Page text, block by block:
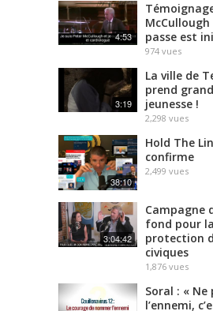
4:53
McCullough
passe est
974 vues
3:19
La ville de
prend
jeunesse !
2,298 vues
38:10
Hold The
confirme
2,499 vues
3:04:42
Campagne
fond pour
protection
civiques
1,876 vues
Soral : «
l’ennemi,